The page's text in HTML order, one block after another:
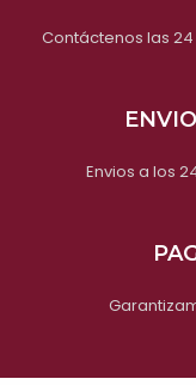
Contáctenos las
Envios a los